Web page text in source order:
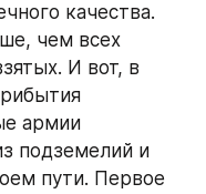
качества.
чем всех
И вот, в
армии
подземелий и
пути. Первое